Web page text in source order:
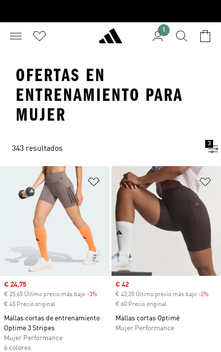
1
OFERTAS EN
ENTRENAMIENTO PARA
MUJER
343 resultados
3
Añadir a la lista de deseos
Precio de venta
€ 24,75
€ 25,65 Último precio más bajo -3% Descuento
€ 45 Precio original
Mallas cortas de entrenamiento
Optime 3 Stripes
Mujer Performance
6 colores
Precio de venta
€ 42
€ 43,20 Último precio más bajo -2%
€ 60 Precio original
Mallas cortas Optimé
Mujer Performance